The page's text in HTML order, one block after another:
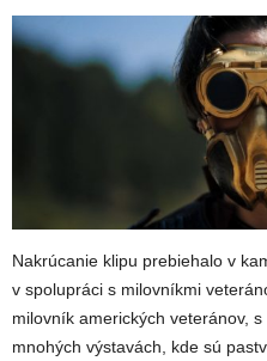
Nakrúcanie klipu prebiehalo v
v spolupráci s milovníkmi
milovník amerických veteránov,
mnohých výstavách, kde sú